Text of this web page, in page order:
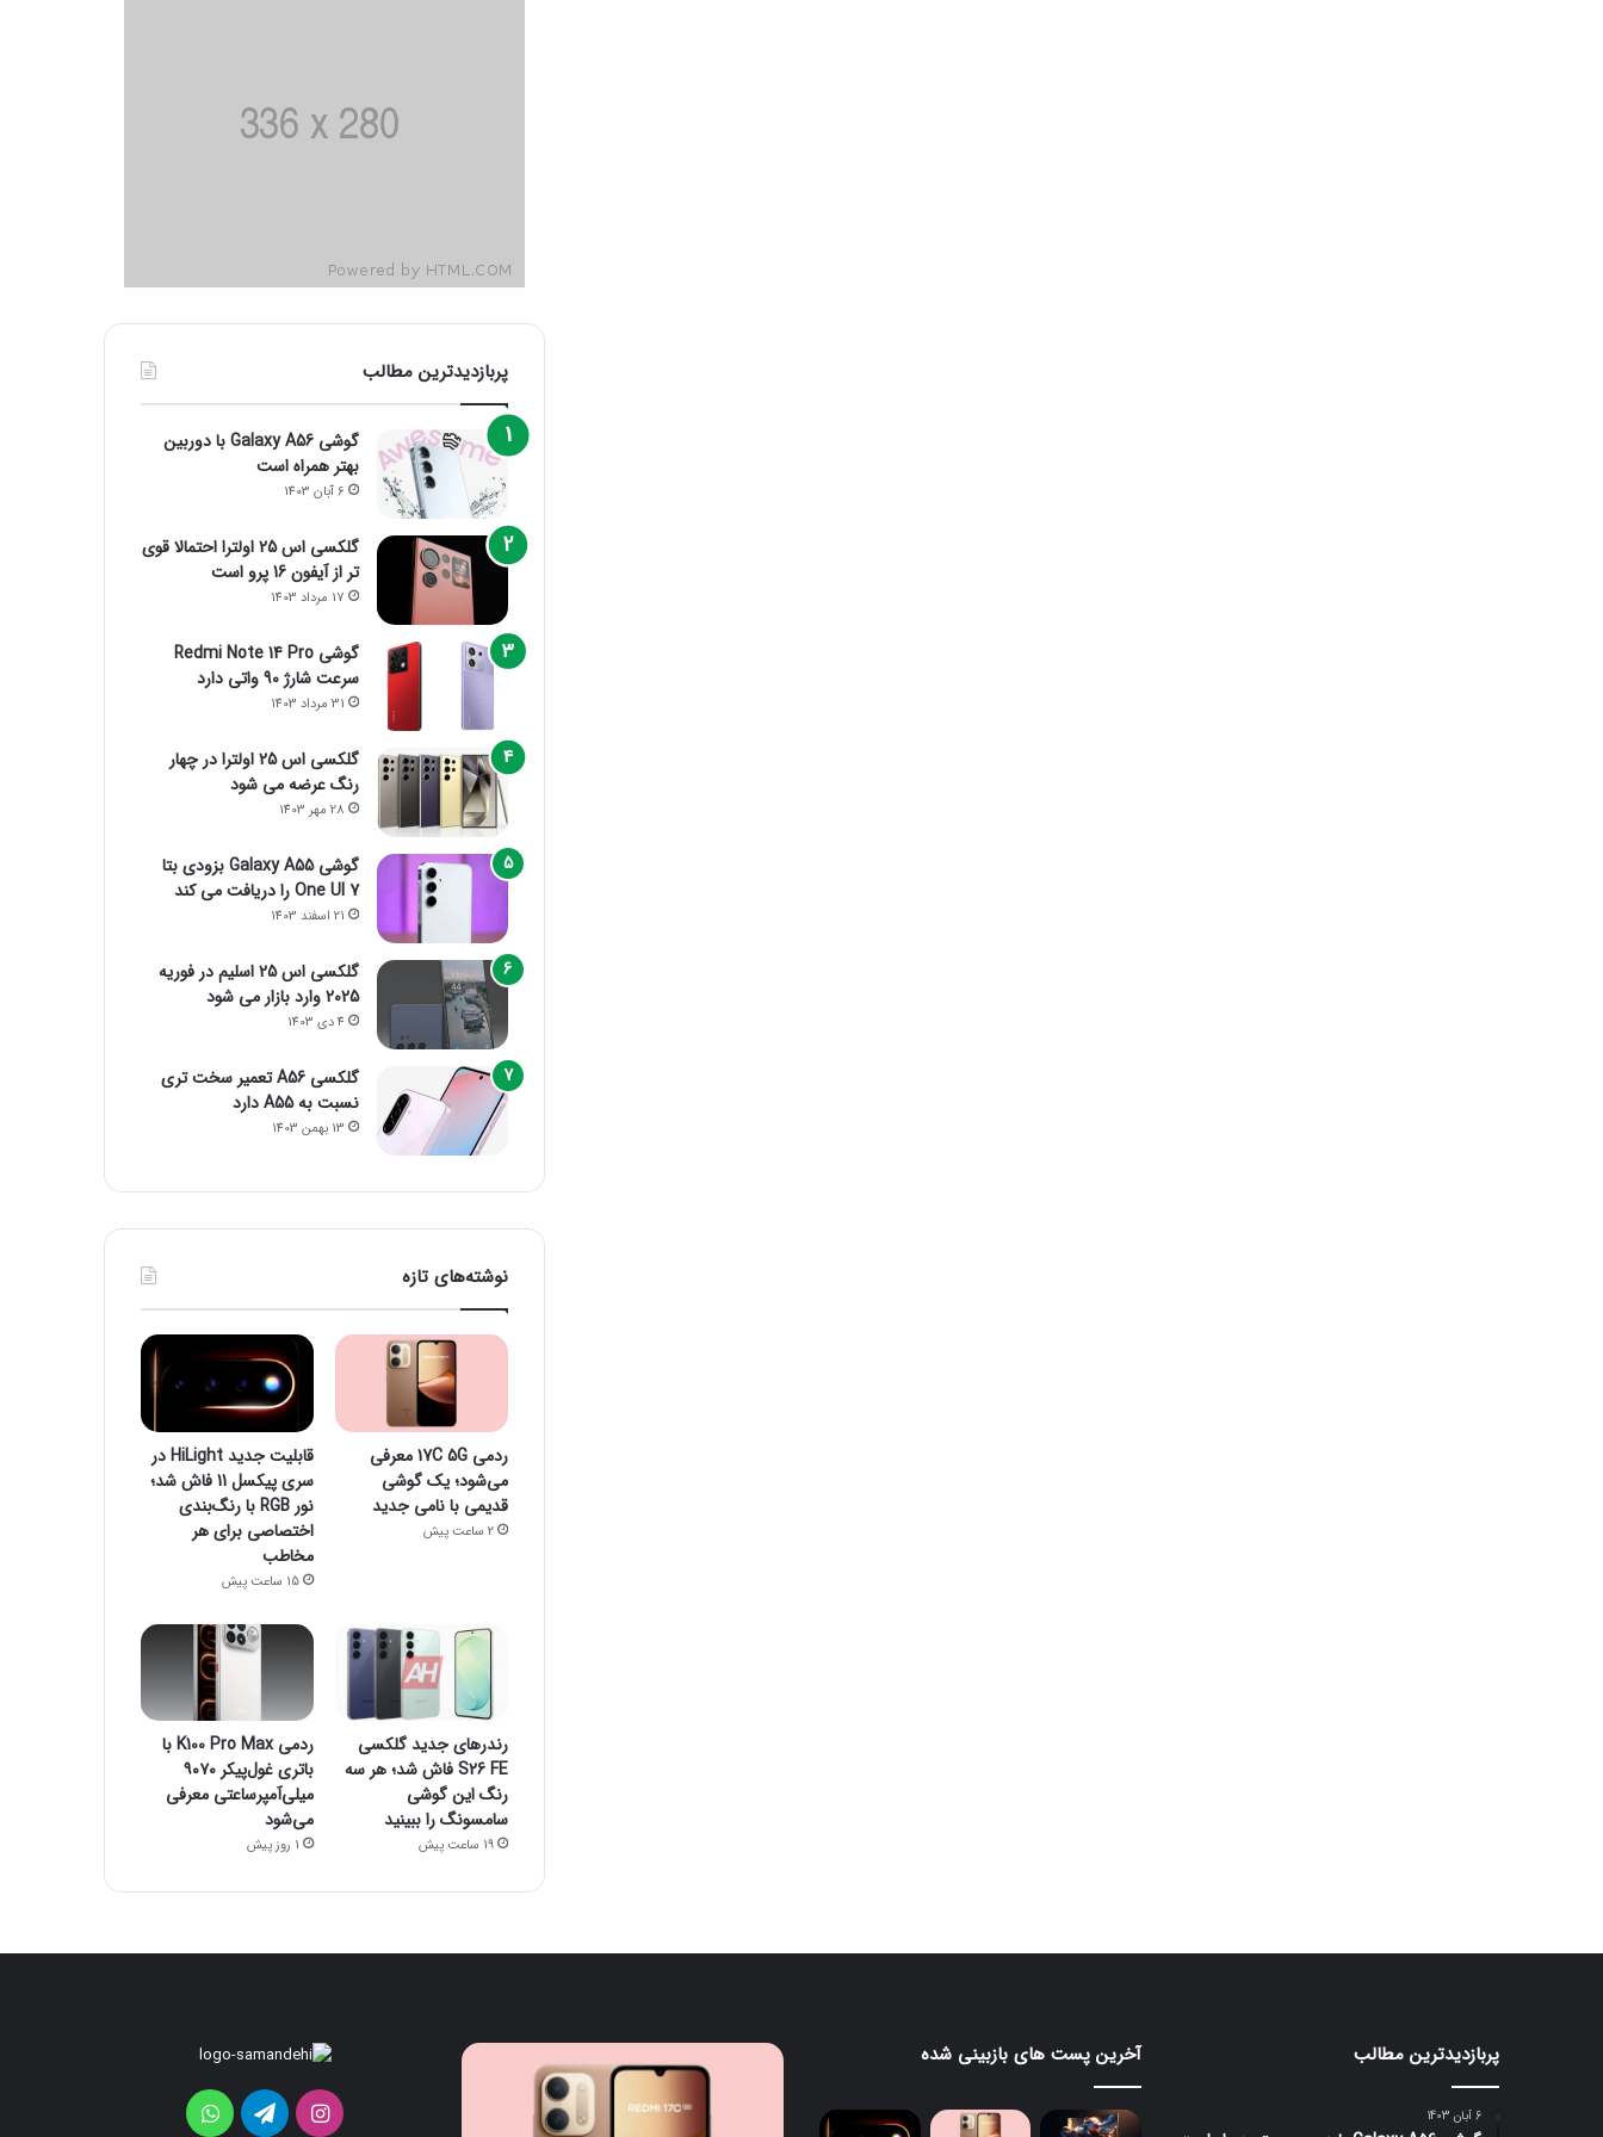
پربازدیدترین مطالب
گوشی Galaxy A56 با دوربین
بهتر همراه است
6 آبان 1403
گلکسی اس 25 اولترا احتمالا قوی
تر از آیفون 16 پرو است
17 مرداد 1403
گوشی Redmi Note 14 Pro
سرعت شارژ 90 واتی دارد
31 مرداد 1403
گلکسی اس 25 اولترا در چهار
رنگ عرضه می شود
28 مهر 1403
گوشی Galaxy A55 بزودی بتا
One UI 7 را دریافت می کند
21 اسفند 1403
گلکسی اس 25 اسلیم در فوریه
2025 وارد بازار می شود
4 دی 1403
گلکسی A56 تعمیر سخت تری
نسبت به A55 دارد
13 بهمن 1403
نوشته‌های تازه
ردمی 17C 5G معرفی
می‌شود؛ یک گوشی
قدیمی با نامی جدید
2 ساعت پیش
قابلیت جدید HiLight در
سری پیکسل 11 فاش شد؛
نور RGB با رنگ‌بندی
اختصاصی برای هر
مخاطب
15 ساعت پیش
رندرهای جدید گلکسی
S26 FE فاش شد؛ هر سه
رنگ این گوشی
سامسونگ را ببینید
19 ساعت پیش
ردمی K100 Pro Max با
باتری غول‌پیکر ۹۰۷۰
میلی‌آمپرساعتی معرفی
می‌شود
1 روز پیش
پربازدیدترین مطالب
6 آبان 1403
آخرین پست های بازبینی شده
ردمی
Max
مانیتور
گیمینگ
۲۴۰
هرتزی
ردمی
اینستاگرامتلگرام واتس